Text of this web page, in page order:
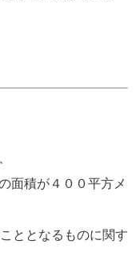
面積が４００平方メ
ととなるものに関す